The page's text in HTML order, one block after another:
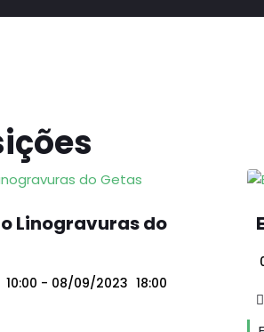
Linogravuras do
10:00 - 08/09/2023 18:00